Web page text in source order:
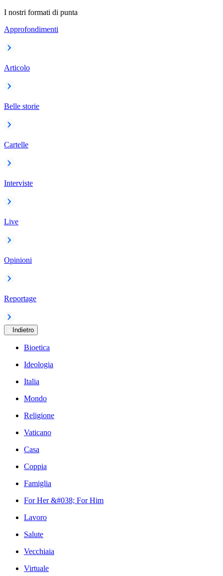
I nostri formati di punta
Approfondimenti
Articolo
Belle storie
Cartelle
Interviste
Live
Opinioni
Reportage
Indietro
Bioetica
Ideologia
Italia
Mondo
Religione
Vaticano
Casa
Coppia
Famiglia
For Her &#038; For Him
Lavoro
Salute
Vecchiaia
Virtuale